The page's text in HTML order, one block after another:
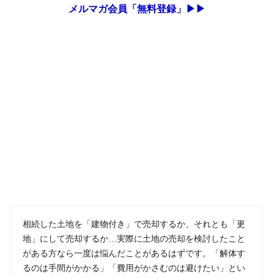
メルマガ会員「無料登録」▶▶
相続した土地を「建物付き」で売却するか、それとも「更
地」にして売却するか…実際に土地の売却を検討したこと
がある方なら一度は悩んだことがあるはずです。「解体す
るのは手間がかかる」「費用がかさむのは避けたい」とい